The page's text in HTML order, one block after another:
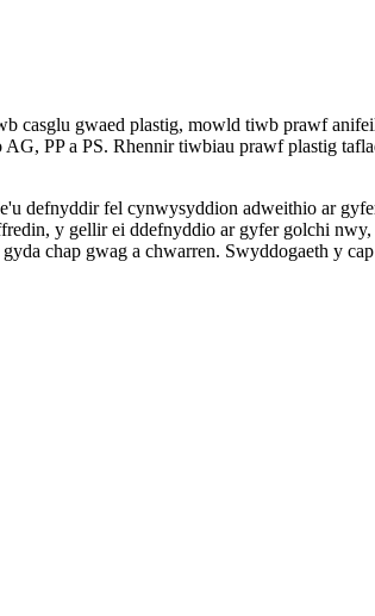
gwaed plastig, mowld tiwb prawf
PP a PS. Rhennir tiwbiau prawf plastig
defnyddir fel cynwysyddion adweithio ar
y gellir ei ddefnyddio ar gyfer golchi
chap gwag a chwarren. Swyddogaeth y